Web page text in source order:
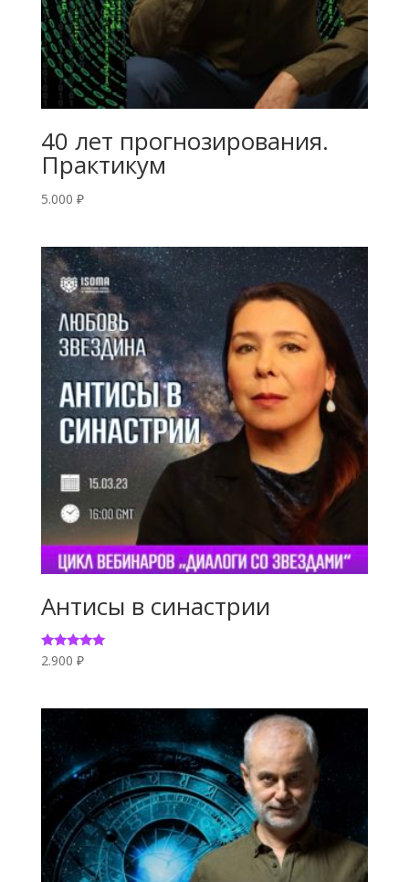
40 лет прогнозирования.
Практикум
5.000 ₽
Антисы в синастрии
Оценка
2.900 ₽